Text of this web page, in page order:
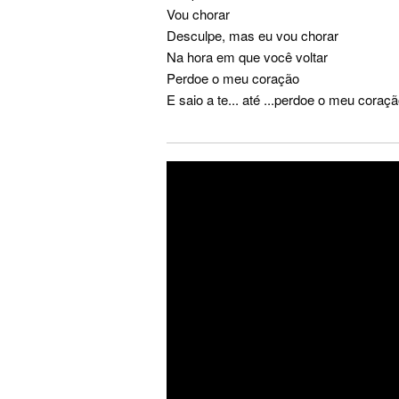
Vou chorar
Desculpe, mas eu vou chorar
Na hora em que você voltar
Perdoe o meu coração
E saio a te... até ...perdoe o meu